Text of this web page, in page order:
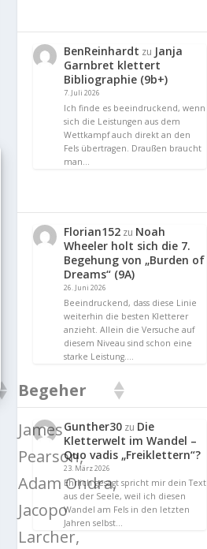
Begeher
James
Pearson,
Adam Ondra,
Jacopo
Larcher,
BenReinhardt zu Janja
Garnbret klettert
Bibliographie (9b+)
7. Juli 2026
Ich finde es beeindruckend, wenn
sich die Leistungen aus dem
Wettkampf auch direkt an den
Fels übertragen. Draußen braucht
man…
Florian152 zu Noah
Wheeler holt sich die 7.
Begehung von „Burden of
Dreams“ (9A)
26. Juni 2026
Beeindruckend, dass diese Linie
weiterhin die besten Kletterer
anzieht. Allein die Versuche auf
diesem Niveau sind schon eine
starke Leistung.…
Gunther30 zu Die
Kletterwelt im Wandel –
Quo vadis „Freiklettern“?
23. März 2026
Ehrlich gesagt spricht mir dein Text
aus der Seele, weil ich diesen
Wandel am Fels in den letzten
Jahren selbst…